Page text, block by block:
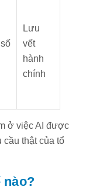
Lưu
vết
hành
chính
ở việc AI được
cầu thật của tổ
nào?